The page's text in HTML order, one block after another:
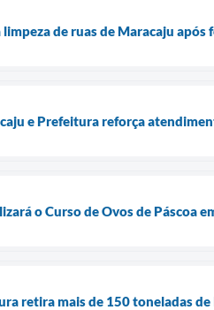
de ruas de Maracaju após
e Prefeitura reforça
o Curso de Ovos de Páscoa
retira mais de 150 toneladas